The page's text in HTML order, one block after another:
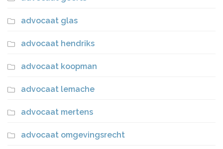
advocaat glas
advocaat hendriks
advocaat koopman
advocaat lemache
advocaat mertens
advocaat omgevingsrecht